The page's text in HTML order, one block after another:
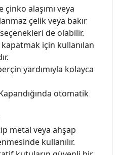
çinko alaşımı veya
çelik veya bakır
de olabilir.
kapatmak için kullanılan
yardımıyla kolayca
otomatik
metal veya ahşap
kullanılır.